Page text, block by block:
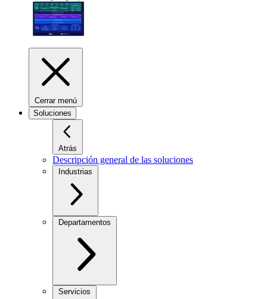
Cerrar menú
Soluciones
Atrás
Descripción general de las soluciones
Industrias
Departamentos
Servicios